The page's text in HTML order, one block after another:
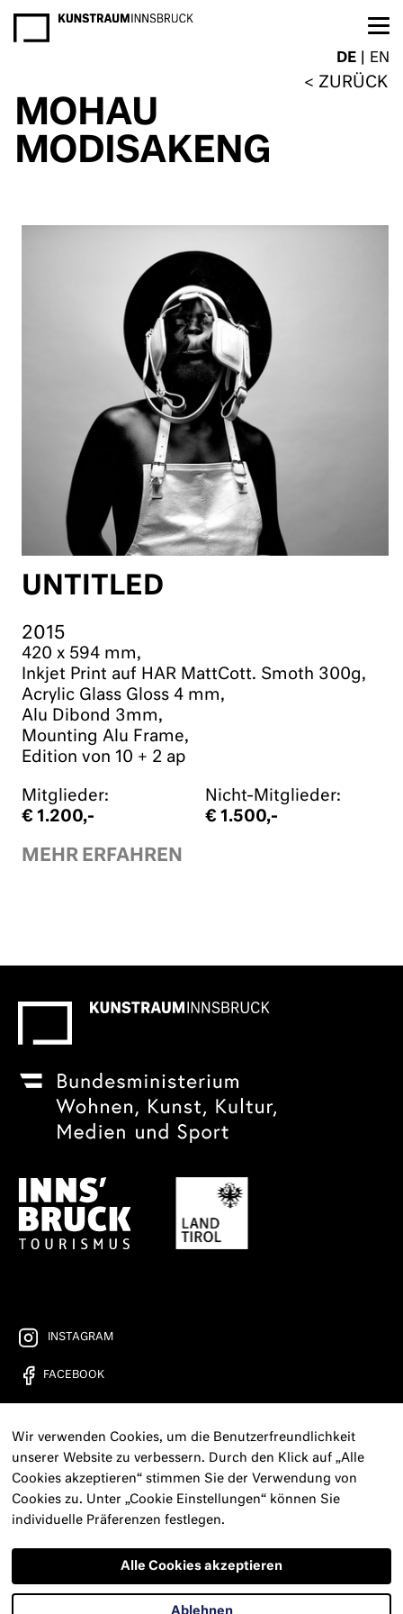
DE EN
ZURÜCK
MOHAU
MODISAKENG
UNTITLED
2015
420 x 594 mm,
Inkjet Print auf HAR MattCott. Smoth 300g,
Acrylic Glass Gloss 4 mm,
Alu Dibond 3mm,
Mounting Alu Frame,
Edition von 10 + 2 ap
Mitglieder:
€ 1.200,-
Nicht-Mitglieder:
€ 1.500,-
MEHR ERFAHREN
INSTAGRAM
FACEBOOK
FREIRAD RADIO
PRESSE
NEWSLETTER
Wir verwenden Cookies, um die Benutzerfreundlichkeit
unserer Website zu verbessern. Durch den Klick auf „Alle
Cookies akzeptieren“ stimmen Sie der Verwendung von
Cookies zu. Unter „Cookie Einstellungen“ können Sie
individuelle Präferenzen festlegen.
Ablehnen
Alle Cookies akzeptieren